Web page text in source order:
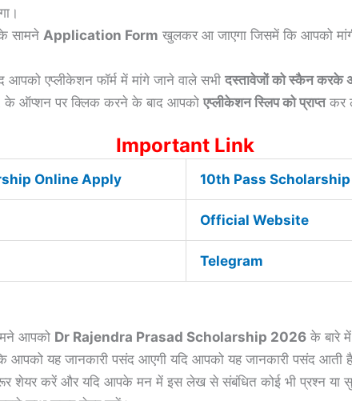
सामने Application Form खुलकर आ जाएगा जिसमें कि आपको
आपको एप्लीकेशन फॉर्म में मांगे जाने वाले सभी दस्तावेजों को स्कैन करके
के ऑप्शन पर क्लिक करने के बाद आपको एप्लीकेशन स्लिप को प्राप्तकर
Important Link
Online Apply 10th Pass
Official Website
Telegram
आपको Dr Rajendra Prasad Scholarship 2026 के बारे
आपको यह जानकारी पसंद आएगी यदि आपको यह जानकारी पसंद आती
शेयर करें और यदि आपके मन में इस लेख से संबंधित कोई भी प्रश्न या